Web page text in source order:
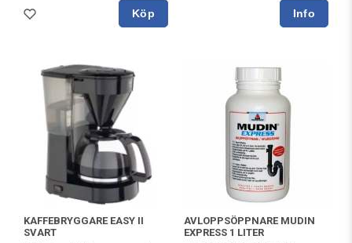
Köp
KAFFEBRYGGARE EASY II
SVART
AVLOPPSÖPPNARE MUDIN
EXPRESS 1 LITER